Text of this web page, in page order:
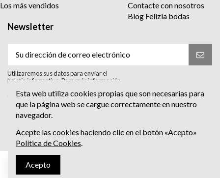
Los más vendidos
Contacte con nosotros
Blog Felizia bodas
Newsletter
Utilizaremos sus datos para enviar el
boletín informativo. Para más información
consulte la política de privacidad.
Acepto el tratamiento para enviar el
boletín informativo. He leído y Acepto
Escríbenos al Whatsapp
Esta web utiliza cookies propias que son necesarias para
que la página web se cargue correctamente en nuestro
navegador.
Acepte las cookies haciendo clic en el botón «Acepto»
Política de Cookies.
Acepto